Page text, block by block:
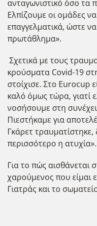
ανταγωνιστικό όσο τα
Ελπίζουμε οι ομάδες
επαγγελματικά, ώστε
πρωτάθλημα».
Σχετικά με τους
κρούσματα Covid-19
στοίχισε. Στο Eurocup
καλό όμως τώρα, γιατί
νοσήσουμε στη
Πιεστήκαμε για
Γκάρετ
περισσότερο η ατυχία».
Για το πώς αισθάνεται
χαρούμενος που είμαι
Γιατράς και το